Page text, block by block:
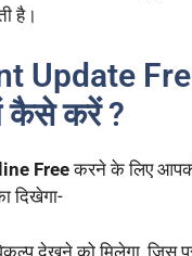
है।
Update
कैसे करें ?
Freeकरने के लिए
दिखेगा-
देखने को मिलेगा, जिस